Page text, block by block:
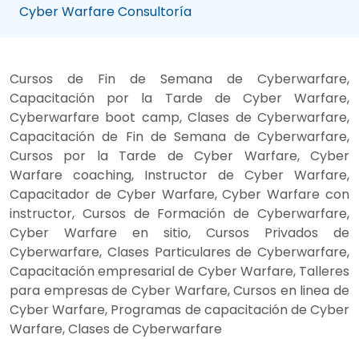
Cyber Warfare Consultoría
Cursos de Fin de Semana de Cyberwarfare,
Capacitación por la Tarde de Cyber Warfare,
Cyberwarfare boot camp, Clases de Cyberwarfare,
Capacitación de Fin de Semana de Cyberwarfare,
Cursos por la Tarde de Cyber Warfare, Cyber
Warfare coaching, Instructor de Cyber Warfare,
Capacitador de Cyber Warfare, Cyber Warfare con
instructor, Cursos de Formación de Cyberwarfare,
Cyber Warfare en sitio, Cursos Privados de
Cyberwarfare, Clases Particulares de Cyberwarfare,
Capacitación empresarial de Cyber Warfare, Talleres
para empresas de Cyber Warfare, Cursos en linea de
Cyber Warfare, Programas de capacitación de Cyber
Warfare, Clases de Cyberwarfare